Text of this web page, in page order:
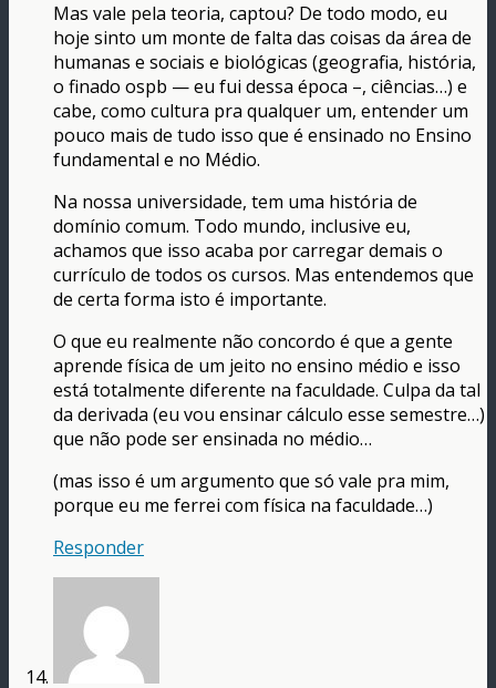
Mas vale pela teoria, captou? De todo modo, eu
hoje sinto um monte de falta das coisas da área de
humanas e sociais e biológicas (geografia, história,
o finado ospb — eu fui dessa época –, ciências…) e
cabe, como cultura pra qualquer um, entender um
pouco mais de tudo isso que é ensinado no Ensino
fundamental e no Médio.
Na nossa universidade, tem uma história de
domínio comum. Todo mundo, inclusive eu,
achamos que isso acaba por carregar demais o
currículo de todos os cursos. Mas entendemos que
de certa forma isto é importante.
O que eu realmente não concordo é que a gente
aprende física de um jeito no ensino médio e isso
está totalmente diferente na faculdade. Culpa da tal
da derivada (eu vou ensinar cálculo esse semestre…)
que não pode ser ensinada no médio…
(mas isso é um argumento que só vale pra mim,
porque eu me ferrei com física na faculdade…)
Responder